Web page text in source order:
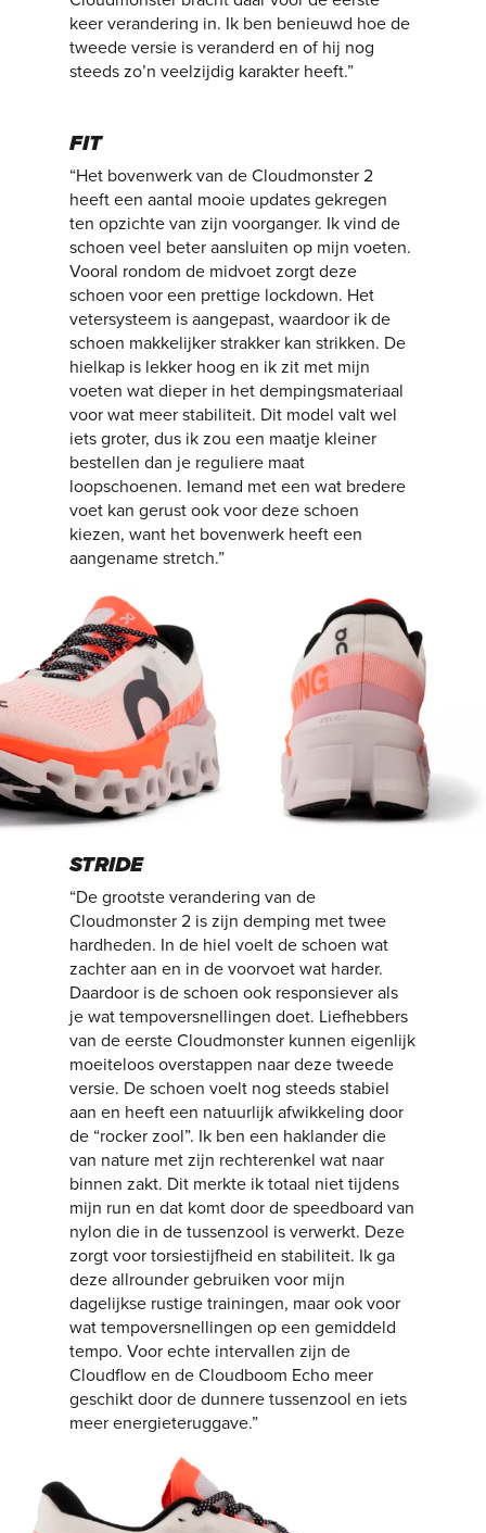
keer verandering in. Ik ben benieuwd hoe de
tweede versie is veranderd en of hij nog
steeds zo’n veelzijdig karakter heeft.”
FIT
“Het bovenwerk van de Cloudmonster 2
heeft een aantal mooie updates gekregen
ten opzichte van zijn voorganger. Ik vind de
schoen veel beter aansluiten op mijn voeten.
Vooral rondom de midvoet zorgt deze
schoen voor een prettige lockdown. Het
vetersysteem is aangepast, waardoor ik de
schoen makkelijker strakker kan strikken. De
hielkap is lekker hoog en ik zit met mijn
voeten wat dieper in het dempingsmateriaal
voor wat meer stabiliteit. Dit model valt wel
iets groter, dus ik zou een maatje kleiner
bestellen dan je reguliere maat
loopschoenen. Iemand met een wat bredere
voet kan gerust ook voor deze schoen
kiezen, want het bovenwerk heeft een
aangename stretch.”
STRIDE
“De grootste verandering van de
Cloudmonster 2 is zijn demping met twee
hardheden. In de hiel voelt de schoen wat
zachter aan en in de voorvoet wat harder.
Daardoor is de schoen ook responsiever als
je wat tempoversnellingen doet. Liefhebbers
van de eerste Cloudmonster kunnen eigenlijk
moeiteloos overstappen naar deze tweede
versie. De schoen voelt nog steeds stabiel
aan en heeft een natuurlijk afwikkeling door
de “rocker zool”. Ik ben een haklander die
van nature met zijn rechterenkel wat naar
binnen zakt. Dit merkte ik totaal niet tijdens
mijn run en dat komt door de speedboard van
nylon die in de tussenzool is verwerkt. Deze
zorgt voor torsiestijfheid en stabiliteit. Ik ga
deze allrounder gebruiken voor mijn
dagelijkse rustige trainingen, maar ook voor
wat tempoversnellingen op een gemiddeld
tempo. Voor echte intervallen zijn de
Cloudflow en de Cloudboom Echo meer
geschikt door de dunnere tussenzool en iets
meer energieteruggave.”